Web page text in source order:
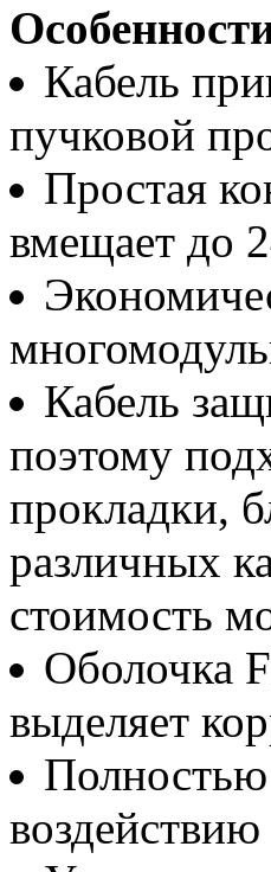
Кабель
пучковой
Простая
вмещает до
Кабель
поэтому
прокладки,
различных
стоимость
Оболочка
выделяет
Полностью